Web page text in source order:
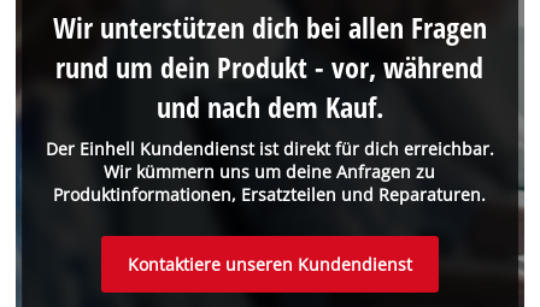
Der Einhell Kundendienst ist direkt für dich erreichbar.
Wir kümmern uns um deine Anfragen zu
Produktinformationen, Ersatzteilen und Reparaturen.
Wir unterstützen dich bei allen Fragen
rund um dein Produkt - vor, während
und nach dem Kauf.
Kontaktiere unseren Kundendienst